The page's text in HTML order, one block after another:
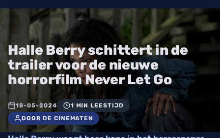
Halle Berry schittert in de
trailer voor de nieuwe
horrorfilm Never Let Go
18-05-2024
1 MIN LEESTIJD
DOOR DE CINEMATEN